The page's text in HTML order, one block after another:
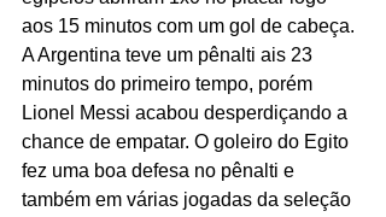
aos 15 minutos com um gol de cabeça.
A Argentina teve um pênalti ais 23
minutos do primeiro tempo, porém
Lionel Messi acabou desperdiçando a
chance de empatar. O goleiro do Egito
fez uma boa defesa no pênalti e
também em várias jogadas da seleção